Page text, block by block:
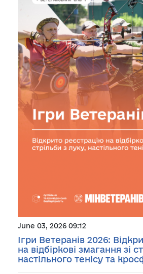
June 03, 2026 09:12
Ігри Ветеранів 2026:
на відбіркові змагання зі
настільного тенісу та